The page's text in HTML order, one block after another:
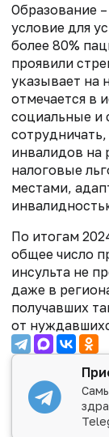
Образование
условие для
более 80%
проявили
указывает на
отмечается в
социальные и
инвалидов на
налоговые
местами,
По итогам
общее число
инсульта не
даже в
получавших
от